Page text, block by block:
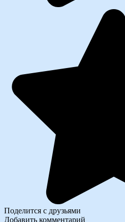
Поделится с друзьями
Добавить комментарий